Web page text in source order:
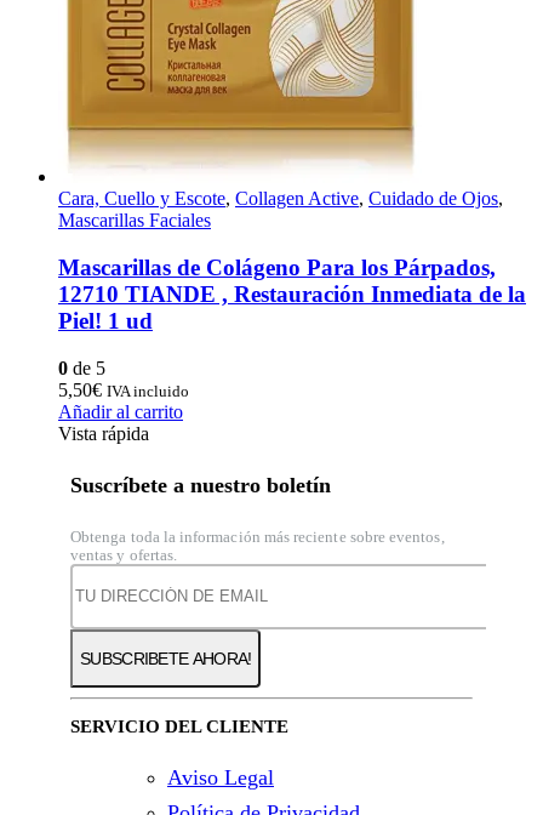
Cara, Cuello y Escote, Collagen Active, Cuidado de Ojos,
Mascarillas Faciales
Mascarillas de Colágeno Para los Párpados,
12710 TIANDE , Restauración Inmediata de la
Piel! 1 ud
0 de 5
5,50€ IVA incluido
Añadir al carrito
Vista rápida
Suscríbete a nuestro boletín
Obtenga toda la información más reciente sobre eventos,
ventas y ofertas.
SERVICIO DEL CLIENTE
Aviso Legal